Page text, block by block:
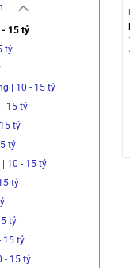
- 15 tỷ
tỷ
| 10 - 15 tỷ
15 tỷ
tỷ
tỷ
10 - 15 tỷ
tỷ
tỷ
15 tỷ
- 15 tỷ